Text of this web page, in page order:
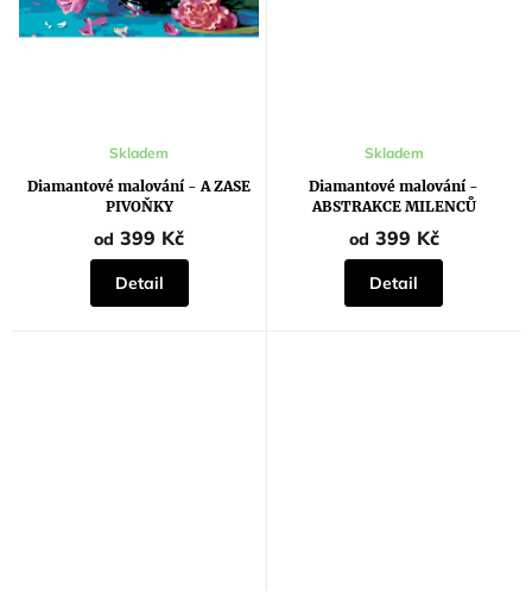
Diamantové malování - A ZASE
PIVOŇKY
Průměrné
produktu
je
5,0
z
5
hvězdiček.
Skladem
od 399 Kč
Detail
Diamantové malování -
ABSTRAKCE MILENCŮ
Průměrné
produktu
je
5,0
z
5
hvězdiček.
Skladem
od 399 Kč
Detail